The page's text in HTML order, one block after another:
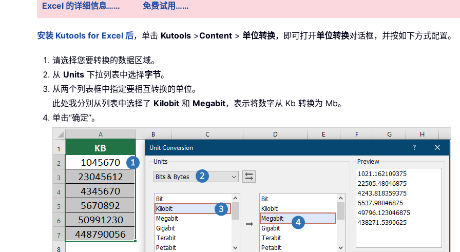
Excel 的详细信息……
免费试用……
安装 Kutools for Excel 后，单击 Kutools >Content > 单位转换，即可打开单位转换对话框，并按如下方式配置。
请选择您要转换的数据区域。
从 Units 下拉列表中选择字节。
从两个列表框中指定要相互转换的单位。
此处我分别从列表中选择了 Kilobit 和 Megabit，表示将数字从 Kb 转换为 Mb。
单击“确定”。